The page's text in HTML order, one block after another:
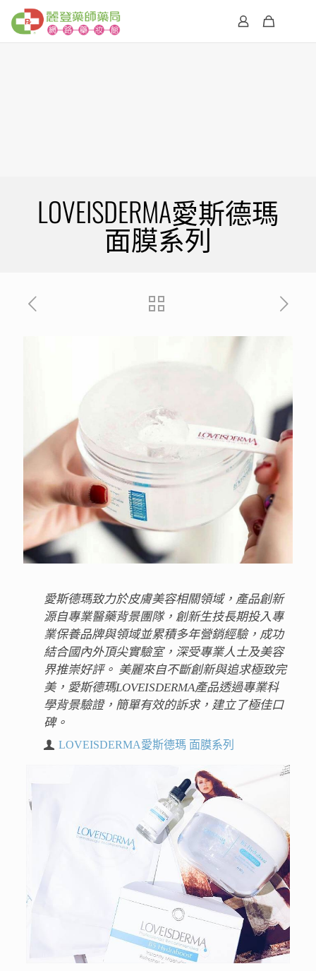
LOVEISDERMA愛斯德瑪
面膜系列
愛斯德瑪致力於皮膚美容相關領域，產品創新
源自專業醫藥背景團隊，創新生技長期投入專
業保養品牌與領域並累積多年營銷經驗，成功
結合國內外頂尖實驗室，深受專業人士及美容
界推崇好評。 美麗來自不斷創新與追求極致完
美，愛斯德瑪LOVEISDERMA產品透過專業科
學背景驗證，簡單有效的訴求，建立了極佳口
碑。
LOVEISDERMA愛斯德瑪 面膜系列